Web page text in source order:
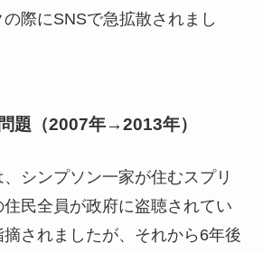
際にSNSで急拡散されまし
題（2007年→2013年）
シンプソン一家が住むスプリ
民全員が政府に盗聴されてい
されましたが、それから6年後